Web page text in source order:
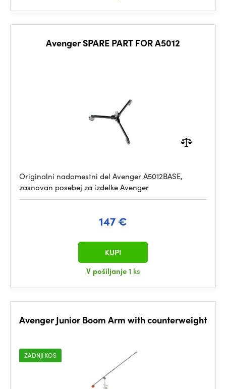
Avenger SPARE PART FOR A5012
Originalni nadomestni del Avenger A5012BASE,
zasnovan posebej za izdelke Avenger
147 €
V pošiljanje1 ks
KUPI
Avenger Junior Boom Arm with counterweight
ZADNJI KOS